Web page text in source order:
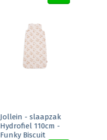
Jollein - slaapzak
Hydrofiel 110cm -
Funky Biscuit